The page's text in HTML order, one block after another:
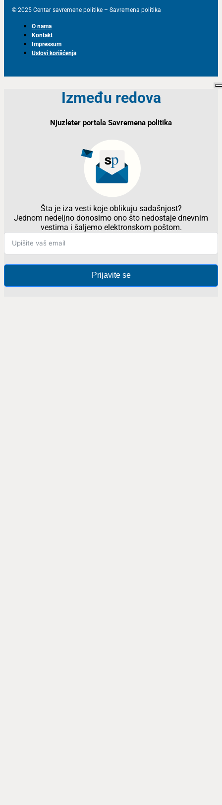
© 2025 Centar savremene politike – Savremena politika
O nama
Kontakt
Impressum
Uslovi korišćenja
Između redova
Njuzleter portala Savremena politika
Šta je iza vesti koje oblikuju sadašnjost?
Jednom nedeljno donosimo ono što nedostaje dnevnim
vestima i šaljemo elektronskom poštom.
Prijavite se